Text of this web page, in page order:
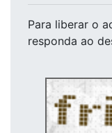
Para liberar o
responda ao